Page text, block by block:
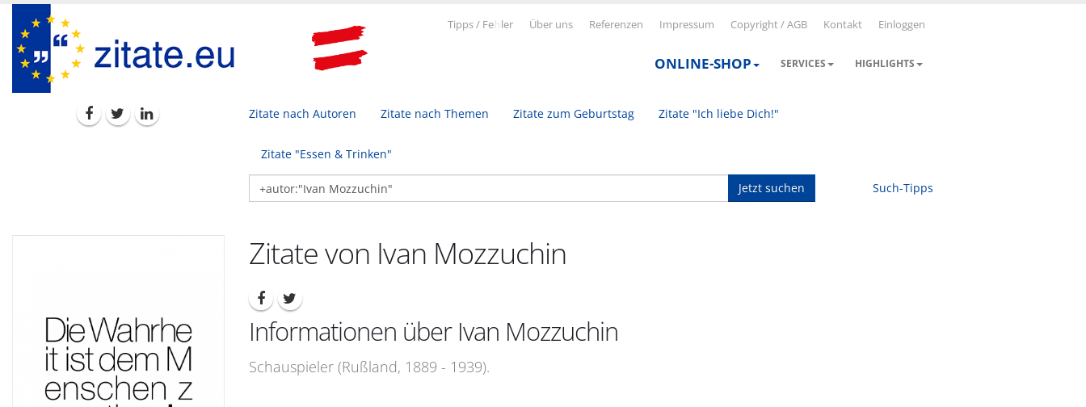
Tipps / Fe ler Über uns Referenzen Impressum Copyright / AGB Kontakt Einloggen
ONLINE-SHOP SERVICES HIGHLIGHTS
Zitate nach Autoren Zitate nach Themen Zitate zum Geburtstag Zitate "Ich liebe Dich!"
Zitate "Essen & Trinken"
Jetzt suchen Such-Tipps
Zitate von Ivan Mozzuchin
Informationen über Ivan Mozzuchin
Schauspieler (Rußland, 1889 - 1939).